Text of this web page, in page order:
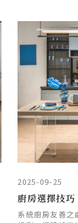
設計，就變得非
才安全又實用
打造出讓全家人
2025-09-25
廚房選擇技
系統廚房友善之